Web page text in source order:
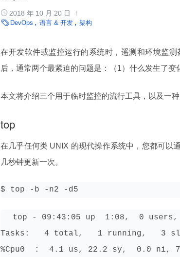
 2018 年 10 月 20 日
 DevOps 语言 & 开发 架构
在开发软件或监控运行的系统时，遥测和环境监
后，通常两个最紧迫的问题是：（1）什么发生了变
本文将介绍三个用于临时监控的流行工具，以及一
top
在几乎任何类 UNIX 的现代操作系统中，您都可以
几秒钟更新一次。
$ top -b -n2 -d5
top - 09:43:05 up  1:08,  0
Tasks:   4 total,   1 running,   3
%Cpu0  :  4.1 us, 22.2 sy,  0.0